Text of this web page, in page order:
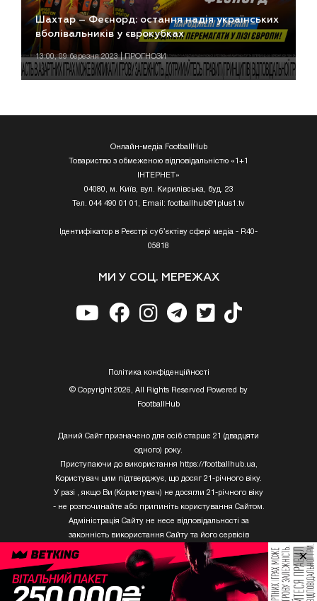
Шахтар – Феєнорд: остання надія українських
вболівальників у єврокубках
13:00, 09 березня 2023 | ПРОГНОЗИ
Онлайн-медіа FootballHub
Товариство з обмеженою відповідальністю «1+1
ІНТЕРНЕТ»
04080, м. Київ, вул. Кирилівська, буд. 23
Тел. 044 490 01 01, Email: footballhub@1plus1.tv
Ідентифікатор в Реєстрі суб’єктіву сфері медіа - R40-
05818
МИ У СОЦ. МЕРЕЖАХ
Полiтика конфiденцiйностi
© Copyright 2026, All Rights Reserved Powered by
FootballHub
Даний Сайт призначено для осіб старше 21 (двадцяти
одного) року.
Приступаючи до використання https://footballhub.ua,
Користувач цим підтверджує, що досяг 21-річного віку.
У разі , якщо Ви (Користувач) не досягли 21-річного віку
- не розпочинайте або припиніть користування Сайтом.
Адміністрація Сайту не несе відповідальності за
законність використання Сайту та його сервісів
Користувачем, який не досяг 21-річного віку.
Твори Getty Images, що розміщені на сайті, не можуть
бути використані третіми особами без письмового
×